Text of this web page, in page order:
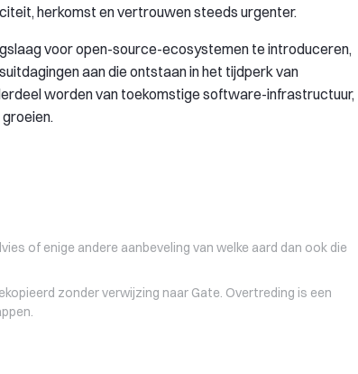
herkomst en vertrouwen steeds urgenter.
voor open-source-ecosystemen te introduceren,
aan die ontstaan in het tijdperk van
worden van toekomstige software-infrastructuur,
of enige andere aanbeveling van welke aard dan ook die
zonder verwijzing naar Gate. Overtreding is een